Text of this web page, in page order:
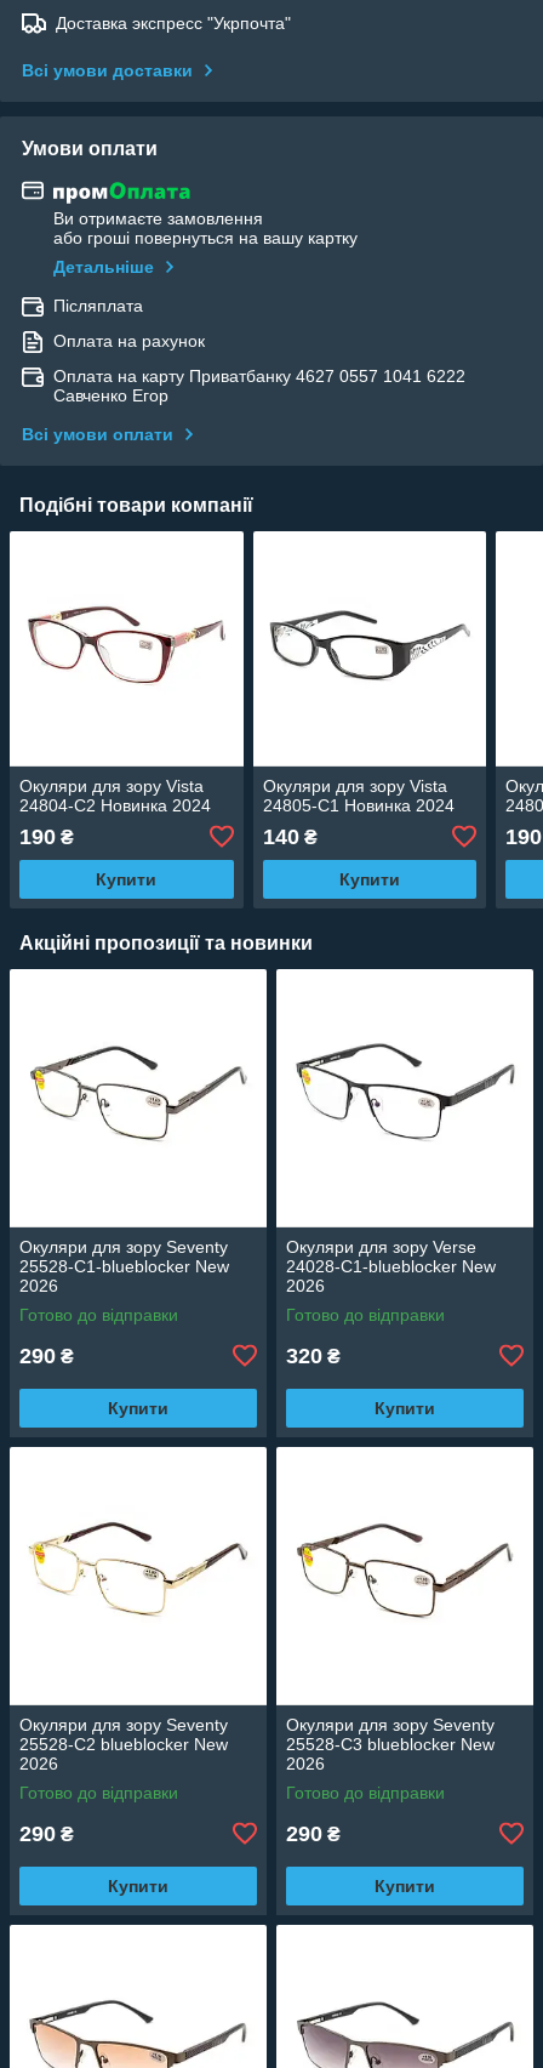
Доставка экспресс "Укрпочта"
Всі умови доставки
Умови оплати
Ви отримаєте замовлення
або гроші повернуться на вашу картку
Детальніше
Післяплата
Оплата на рахунок
Оплата на карту Приватбанку 4627 0557 1041 6222
Савченко Егор
Всі умови оплати
Подібні товари компанії
Окуляри для зору Vista
24804-C2 Новинка 2024
190 ₴
Купити
Окуляри для зору Vista
24805-C1 Новинка 2024
140₴
Купити
190
Акційні пропозиції та новинки
Окуляри для зору Seventy
25528-C1-blueblocker New
2026
Готово до відправки
290 ₴
Купити
Окуляри для зору Verse
24028-C1-blueblocker New
2026
Готово до відправки
320 ₴
Купити
Окуляри для зору Seventy
25528-C2 blueblocker New
2026
Готово до відправки
290 ₴
Купити
Окуляри для зору Seventy
25528-C3 blueblocker New
2026
Готово до відправки
290 ₴
Купити